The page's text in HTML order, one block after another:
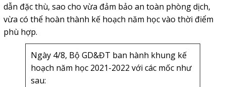
dẫn đặc thù, sao cho vừa đảm bảo an toàn phòng dịch,
vừa có thể hoàn thành kế hoạch năm học vào thời điểm
phù hợp.
Ngày 4/8, Bộ GD&ĐT ban hành khung kế
hoạch năm học 2021-2022 với các mốc như
sau: